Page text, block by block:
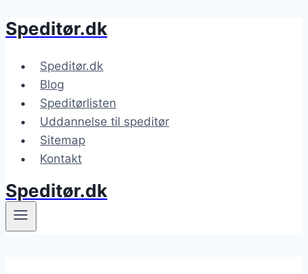
Fortsæt
indhold
Speditør.dk
Speditør.dk
Blog
Speditørlisten
Uddannelse til speditør
Sitemap
Kontakt
Speditør.dk